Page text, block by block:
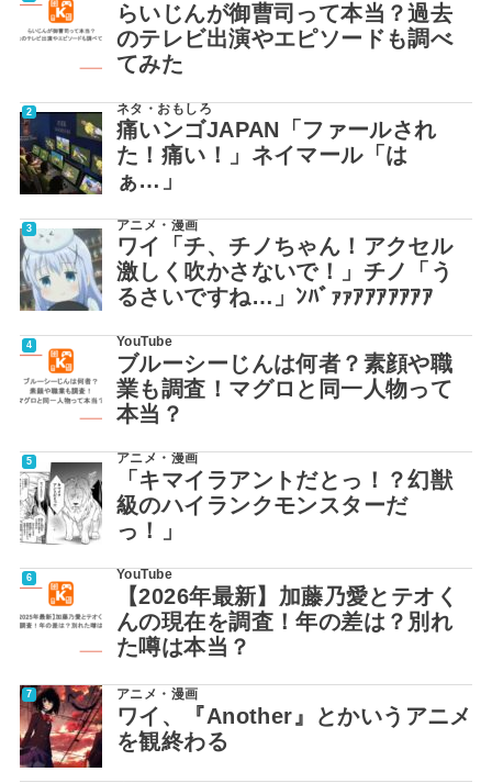
らいじんが御曹司って本当？過去
のテレビ出演やエピソードも調べ
てみた
ネタ・おもしろ
痛いンゴJAPAN「ファールされ
た！痛い！」ネイマール「は
ぁ…」
アニメ・漫画
ワイ「チ、チノちゃん！アクセル
激しく吹かさないで！」チノ「う
るさいですね…」ﾝﾊﾞｧｧｱｱｱｱｱｱｱ
YouTube
ブルーシーじんは何者？素顔や職
業も調査！マグロと同一人物って
本当？
アニメ・漫画
「キマイラアントだとっ！？幻獣
級のハイランクモンスターだ
っ！」
YouTube
【2026年最新】加藤乃愛とテオく
んの現在を調査！年の差は？別れ
た噂は本当？
アニメ・漫画
ワイ、『Another』とかいうアニメ
を観終わる